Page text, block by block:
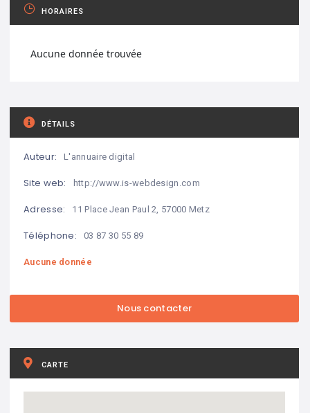
HORAIRES
Aucune donnée trouvée
DÉTAILS
Auteur: L'annuaire digital
Site web: http://www.is-webdesign.com
Adresse: 11 Place Jean Paul 2, 57000 Metz
Téléphone: 03 87 30 55 89
Aucune donnée
CARTE